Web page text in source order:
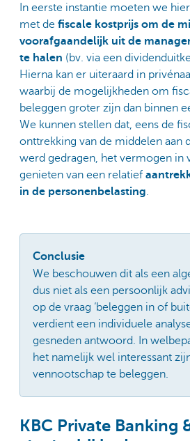
In eerste instantie moeten we
met de fiscale kostprijs om de
voorafgaandelijk uit de
te halen (bv. via een
Hierna kan er uiteraard in
waarbij de mogelijkheden om
beleggen groter zijn dan binnen
We kunnen stellen dat, eens de
onttrekking van de middelen aan
werd gedragen, het vermogen in
genieten van een relatief
in de personenbelasting.
Conclusie
We beschouwen dit als een
dus niet als een persoonlijk
op de vraag ‘beleggen in of
verdient een individuele
gesneden antwoord. In
het namelijk wel interessant
vennootschap te beleggen.
KBC Private Banking